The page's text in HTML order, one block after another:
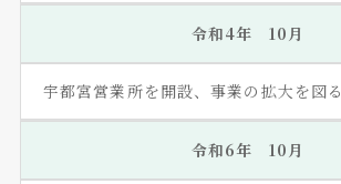
令和4年 10月
宇都宮営業所を開設、事業の拡大を図る
令和6年 10月